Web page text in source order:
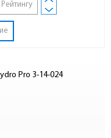
Рейтингу
Pro 3-14-024